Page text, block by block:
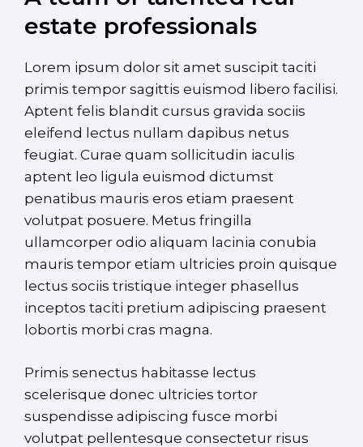
estate professionals
Lorem ipsum dolor sit amet suscipit taciti
primis tempor sagittis euismod libero facilisi.
Aptent felis blandit cursus gravida sociis
eleifend lectus nullam dapibus netus
feugiat. Curae quam sollicitudin iaculis
aptent leo ligula euismod dictumst
penatibus mauris eros etiam praesent
volutpat posuere. Metus fringilla
ullamcorper odio aliquam lacinia conubia
mauris tempor etiam ultricies proin quisque
lectus sociis tristique integer phasellus
inceptos taciti pretium adipiscing praesent
lobortis morbi cras magna.
Primis senectus habitasse lectus
scelerisque donec ultricies tortor
suspendisse adipiscing fusce morbi
volutpat pellentesque consectetur risus